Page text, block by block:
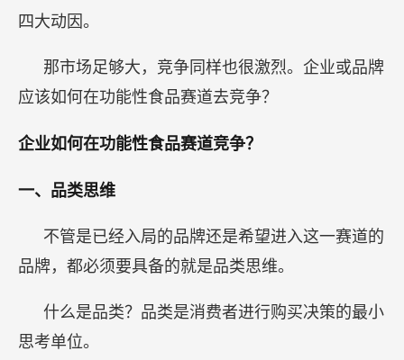
四大动因。
那市场足够大，竞争同样也很激烈。企业或品牌
应该如何在功能性食品赛道去竞争？
企业如何在功能性食品赛道竞争？
一、品类思维
不管是已经入局的品牌还是希望进入这一赛道的
品牌，都必须要具备的就是品类思维。
什么是品类？品类是消费者进行购买决策的最小
思考单位。